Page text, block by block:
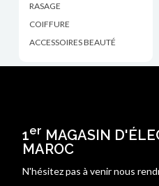
RASAGE
COIFFURE
ACCESSOIRES BEAUTÉ
1er MAGASIN
MAROC
N'hésitez pas à venir nous